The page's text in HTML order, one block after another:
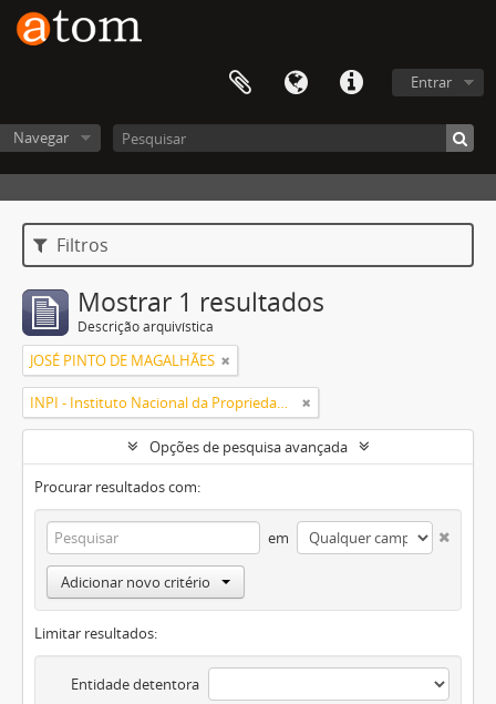
Entrar
Navegar
Filtros
Mostrar 1 resultados
Descrição arquivística
JOSÉ PINTO DE MAGALHÃES
INPI - Instituto Nacional da Propriedade Industrial
Opções de pesquisa avançada
Procurar resultados com:
em
Adicionar novo critério
Limitar resultados:
Entidade detentora